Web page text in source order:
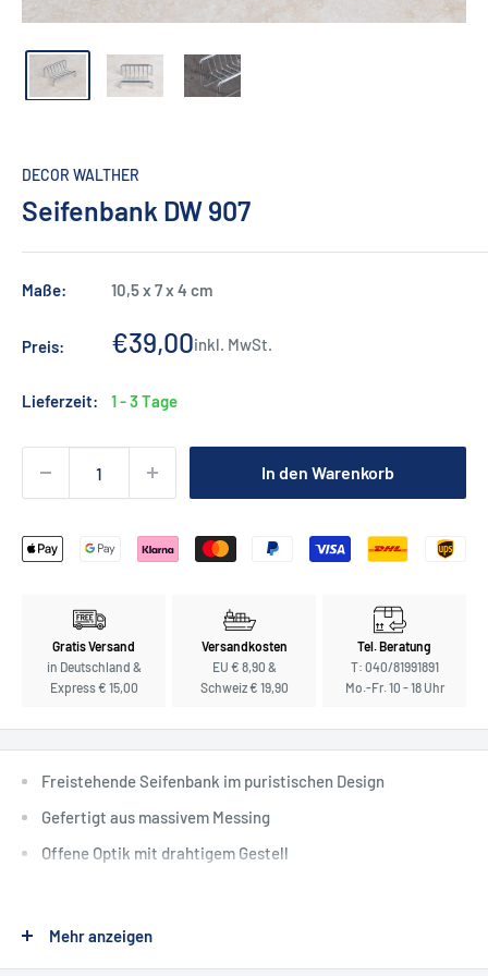
DECOR WALTHER
Seifenbank DW 907
Maße: 10,5 x 7 x 4 cm
Preis: Sonderpreis
€39,00inkl. MwSt.
Lieferzeit: 1 - 3 Tage
In den Warenkorb
Gratis Versand
in Deutschland &
Express € 15,00
Versandkosten
EU € 8,90 &
Schweiz € 19,90
Tel. Beratung
T: 040/81991891
Mo.-Fr. 10 - 18 Uhr
Freistehende Seifenbank im puristischen Design
Gefertigt aus massivem Messing
Offene Optik mit drahtigem Gestell
Decor Walther - diskreter Luxus für Ihr
Bad
Mehr anzeigen